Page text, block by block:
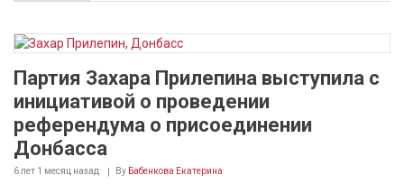
Партия Захара Прилепина выступила с
инициативой о проведении
референдума о присоединении
Донбасса
6 лет 1 месяц назад By Бабенкова Екатерина